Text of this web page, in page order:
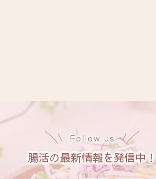
Follow us
腸活の最新情報を発信中！